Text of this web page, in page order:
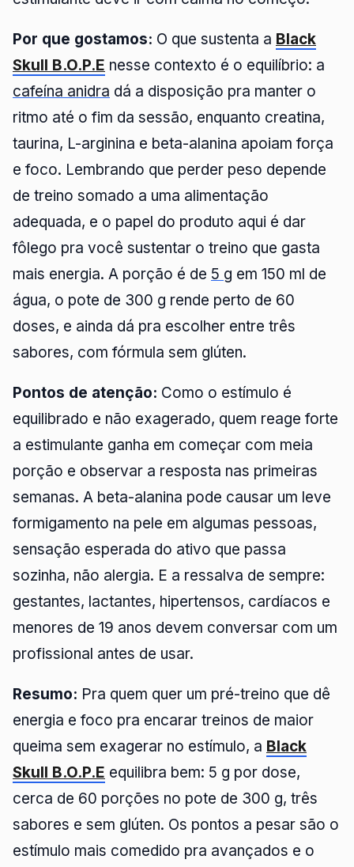
Por que gostamos: O que sustenta a Black
Skull B.O.P.E nesse contexto é o equilíbrio: a
cafeína anidra dá a disposição pra manter o
ritmo até o fim da sessão, enquanto creatina,
taurina, L-arginina e beta-alanina apoiam força
e foco. Lembrando que perder peso depende
de treino somado a uma alimentação
adequada, e o papel do produto aqui é dar
fôlego pra você sustentar o treino que gasta
mais energia. A porção é de 5 g em 150 ml de
água, o pote de 300 g rende perto de 60
doses, e ainda dá pra escolher entre três
sabores, com fórmula sem glúten.
Pontos de atenção: Como o estímulo é
equilibrado e não exagerado, quem reage forte
a estimulante ganha em começar com meia
porção e observar a resposta nas primeiras
semanas. A beta-alanina pode causar um leve
formigamento na pele em algumas pessoas,
sensação esperada do ativo que passa
sozinha, não alergia. E a ressalva de sempre:
gestantes, lactantes, hipertensos, cardíacos e
menores de 19 anos devem conversar com um
profissional antes de usar.
Resumo: Pra quem quer um pré-treino que dê
energia e foco pra encarar treinos de maior
queima sem exagerar no estímulo, a Black
Skull B.O.P.E equilibra bem: 5 g por dose,
cerca de 60 porções no pote de 300 g, três
sabores e sem glúten. Os pontos a pesar são o
estímulo mais comedido pra avançados e o